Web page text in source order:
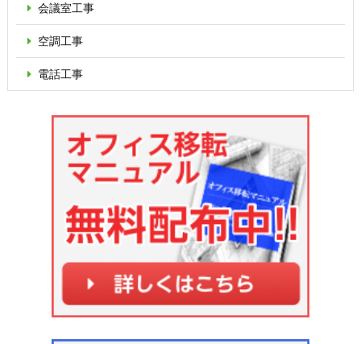
会議室工事
空調工事
電話工事